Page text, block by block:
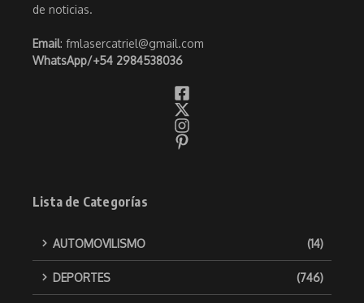
de noticias.
Email: fmlasercatriel@gmail.com
WhatsApp/+54 2984538036
Lista de Categorías
AUTOMOVILISMO (14)
DEPORTES (746)